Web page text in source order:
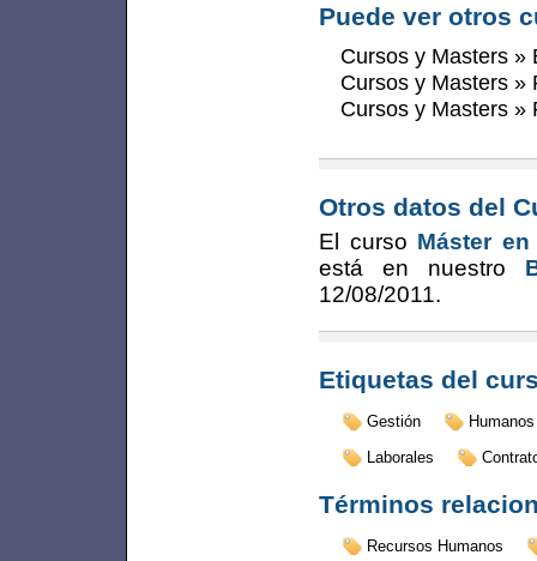
Puede ver otros
Cursos y Masters »
Cursos y Masters »
Cursos y Masters »
Otros datos del
El curso Máster
está en nuestro
12/08/2011.
Etiquetas del
Gestión
Humanos
Laborales
Términos
Recursos Humanos